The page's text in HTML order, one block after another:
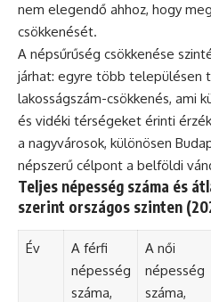
nem elegendő ahhoz, hogy
csökkenését.
A népsűrűség csökkenése
járhat: egyre több településen
lakosságszám-csökkenés, ami
és vidéki térségeket érinti
a nagyvárosok, különösen
népszerű célpont a belföldi
Teljes népesség száma és
szerint országos szinten
Év
A férfi
népesség
száma,
A női
népesség
száma,